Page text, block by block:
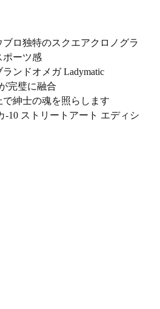
ロ独特のスクエアクロノグラ
ポーツ感
ンドオメガ Ladymatic
完璧に融合
紳士の魂を照らします
-10 ストリートアート エディシ